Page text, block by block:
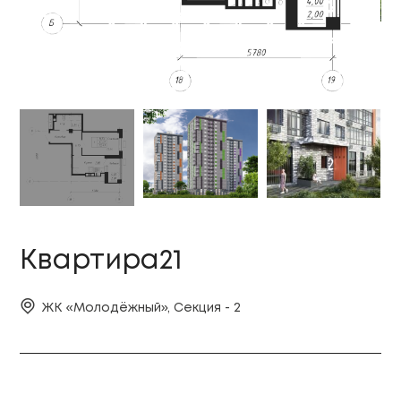
Квартира21
ЖК «Молодёжный», Секция - 2